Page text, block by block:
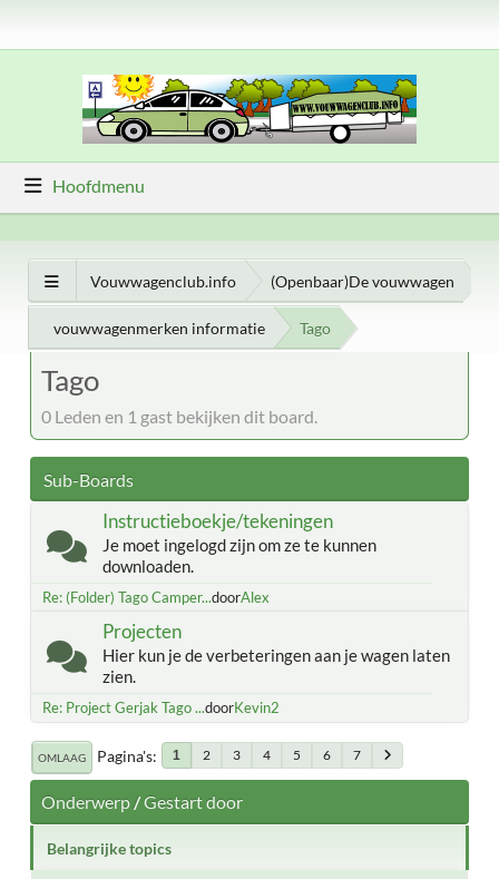
Hoofdmenu
Vouwwagenclub.info (Openbaar)De vouwwagen
vouwwagenmerken informatie Tago
Tago
0 Leden en 1 gast bekijken dit board.
Sub-Boards
Instructieboekje/tekeningen
Je moet ingelogd zijn om ze te kunnen
downloaden.
Re: (Folder) Tago Camper...doorAlex
Projecten
Hier kun je de verbeteringen aan je wagen laten
zien.
Re: Project Gerjak Tago ...doorKevin2
OMLAAG Pagina's 1 2 3 4 5 6 7
Onderwerp/Gestart door
Belangrijke topics